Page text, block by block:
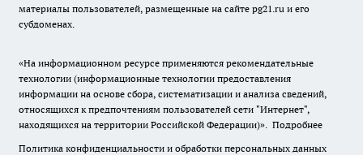
материалы пользователей, размещенные на сайте pg21.ru и его
субдоменах.
«На информационном ресурсе применяются рекомендательные
технологии (информационные технологии предоставления
информации на основе сбора, систематизации и анализа сведений,
относящихся к предпочтениям пользователей сети "Интернет",
находящихся на территории Российской Федерации)». Подробнее
Политика конфиденциальности и обработки персональных данных